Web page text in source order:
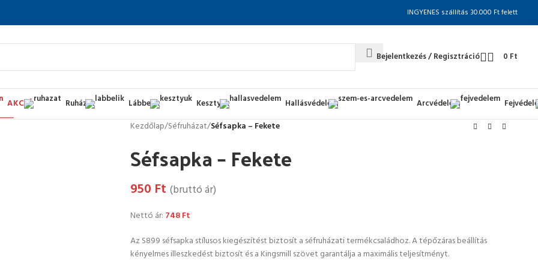
INGYENES szállítás 30.000 Ft felett
Bejelentkezés / Regisztráció 0 Ft
AKCIÓ Ruházat Lábbelik Kesztyűk Hallásvédelem Arcvédelem
Kezdőlap/Séfruházat/Séfsapka – Fekete
Séfsapka – Fekete
950 Ft (bruttó ár)
Nettó ár: 748Ft
Az S899 séfsapka stílusos kiegészítést biztosít a séfruházati termékcsaládhoz. A tépőzáras beállítás
kényelmes illeszkedést biztosít és a Kingsmill szövet garantálja a maximális teljesítményt.